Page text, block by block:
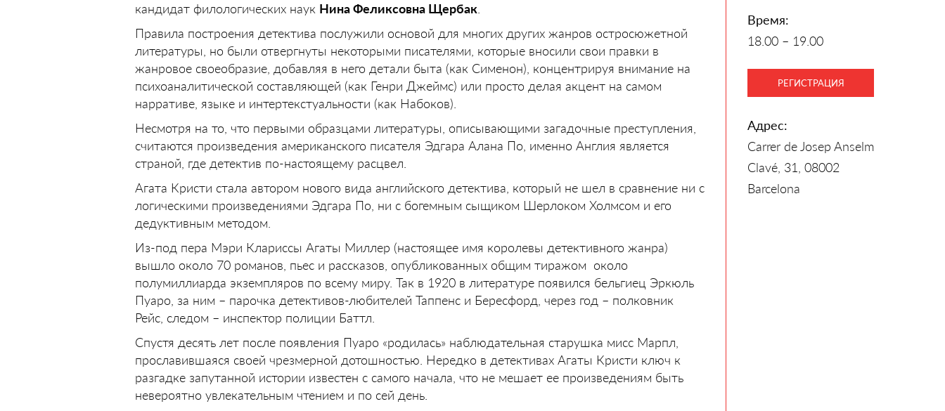
кандидат филологических наук Нина Феликсовна Щербак
Правила построения детектива послужили основой для многих других жанров остросюжетной
литературы, но были отвергнуты некоторыми писателями, которые вносили свои правки в
жанровое своеобразие, добавляя в него детали быта (как Сименон), концентрируя внимание на
психоаналитической составляющей (как Генри Джеймс) или просто делая акцент на самом
нарративе, языке и интертекстуальности (как Набоков).
Несмотря на то, что первыми образцами литературы, описывающими загадочные преступления,
считаются произведения американского писателя Эдгара Алана По, именно Англия является
страной, где детектив по-настоящему расцвел.
Агата Кристи стала автором нового вида английского детектива, который не шел в сравнение ни с
логическими произведениями Эдгара По, ни с богемным сыщиком Шерлоком Холмсом и его
дедуктивным методом.
Из-под пера Мэри Клариссы Агаты Миллер (настоящее имя королевы детективного жанра)
вышло около 70 романов, пьес и рассказов, опубликованных общим тиражом около
полумиллиарда экземпляров по всему миру. Так в 1920 в литературе появился бельгиец Эркюль
Пуаро, за ним – парочка детективов-любителей Таппенс и Бересфорд, через год – полковник
Рейс, следом – инспектор полиции Баттл.
Спустя десять лет после появления Пуаро «родилась» наблюдательная старушка мисс Марпл,
прославившаяся своей чрезмерной дотошностью. Нередко в детективах Агаты Кристи ключ к
разгадке запутанной истории известен с самого начала, что не мешает ее произведениям быть
невероятно увлекательным чтением и по сей день.
Время:
18.00 – 19.00
РЕГИСТРАЦИЯ
Адрес:
Carrer de Josep Anselm
Clavé, 31, 08002
Barcelona